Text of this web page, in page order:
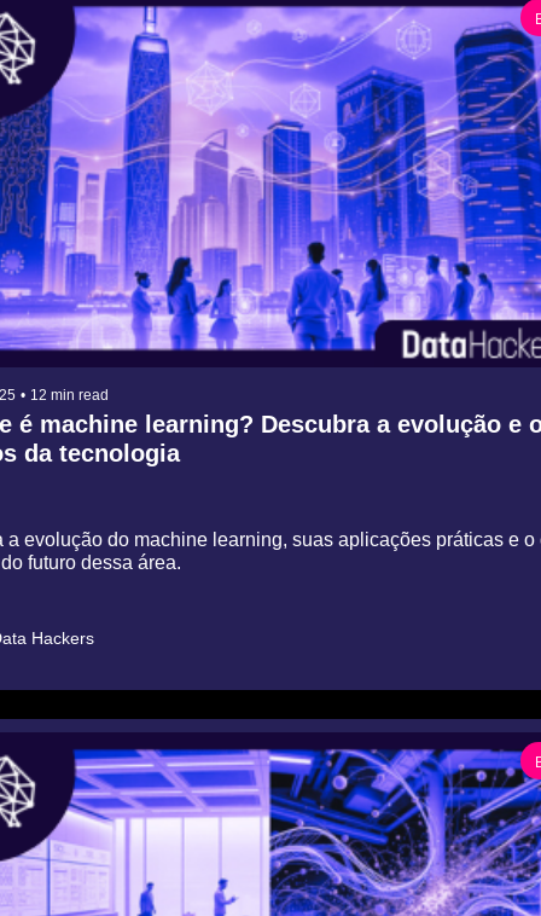
• 12 min read
é machine learning? Descubra a evolução e
da tecnologia
a evolução do machine learning, suas aplicações práticas e o
futuro dessa área.
Hackers